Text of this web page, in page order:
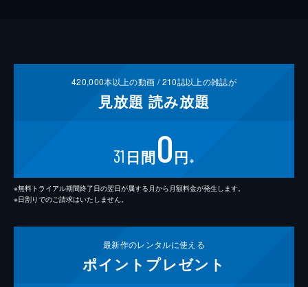
420,000本以上の動画 /210誌以上の雑誌が
見放題 読み放題
31 日間0円 ※
※無料トライアル期間終了日の翌日が属する月から月額料金が発生します。
※日割りでのご請求はいたしません。
最新作のレンタルに使える
ポイント プレゼント